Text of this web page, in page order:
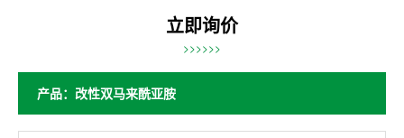
立即询价
>>>>>>